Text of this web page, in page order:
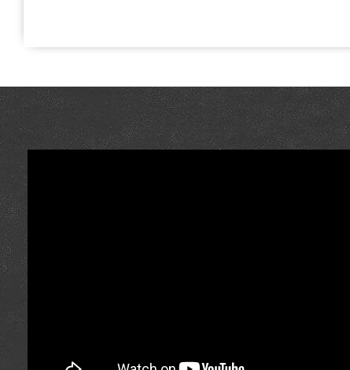
грилей grillpoint.com.ua Посмотрите и закажите
и мы оперативно доставим клиентам городов: Киев,